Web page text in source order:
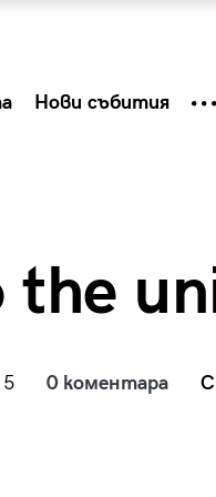
Нови събития
the
0 коментара